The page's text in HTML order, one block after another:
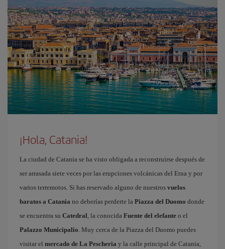
¡Hola, Catania!
La ciudad de Catania se ha visto obligada a reconstruirse después de
ser arrasada siete veces por las erupciones volcánicas del Etna y por
varios terremotos. Si has reservado alguno de nuestros vuelos
baratos a Catania no deberías perderte la Piazza del Duomo donde
se encuentra su Catedral , la conocida Fuente del elefante o el
Palazzo Municipalio . Muy cerca de la Piazza del Duomo puedes
visitar el mercado de La Pescheria y la calle principal de Catania,